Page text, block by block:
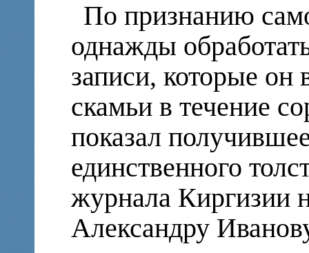
По признанию
однажды
записи, которые он
скамьи в течение
показал
единственного
журнала Киргизии
Александру